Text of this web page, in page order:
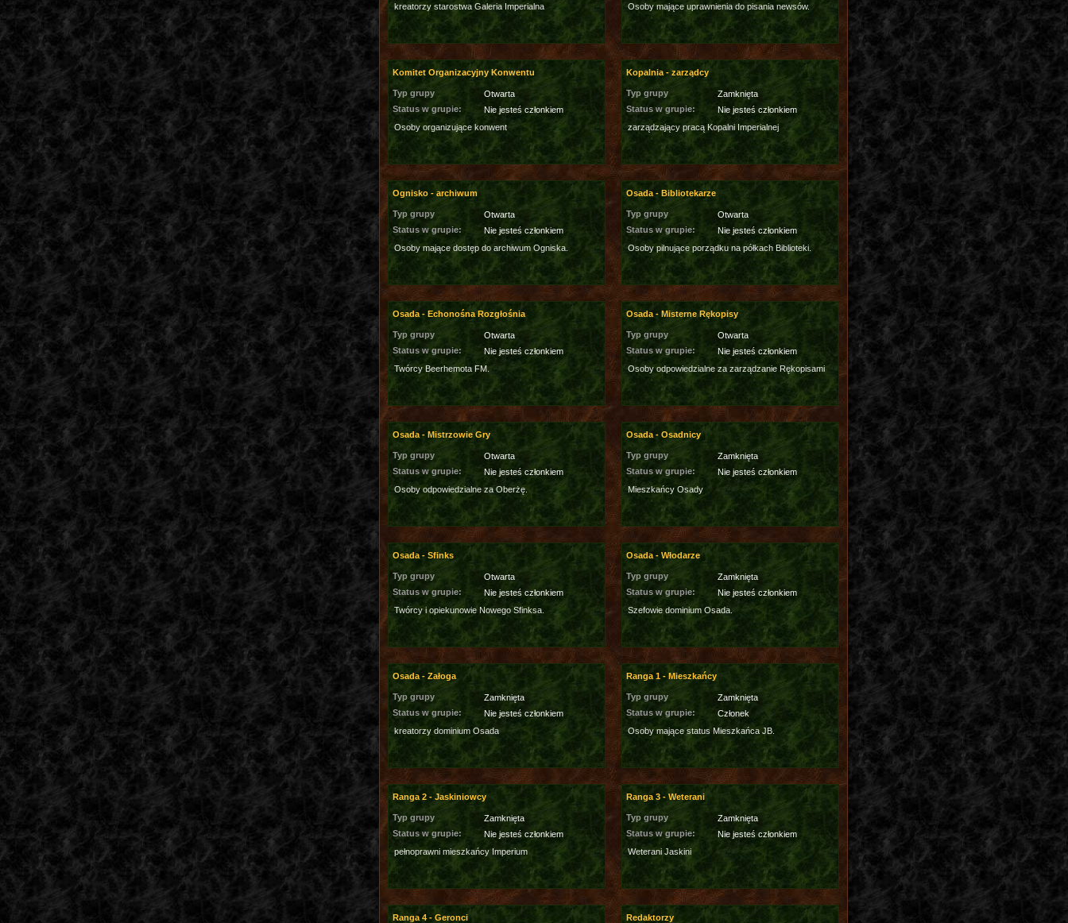
kreatorzy starostwa Galeria Imperialna
Osoby mające uprawnienia do pisania newsów.
Komitet Organizacyjny Konwentu
Typ grupy
Otwarta
Status w grupie:
Nie jesteś członkiem
Osoby organizujące konwent
Kopalnia - zarządcy
Typ grupy
Zamknięta
Status w grupie:
Nie jesteś członkiem
zarządzający pracą Kopalni Imperialnej
Ognisko - archiwum
Typ grupy
Otwarta
Status w grupie:
Nie jesteś członkiem
Osoby mające dostęp do archiwum Ogniska.
Osada - Bibliotekarze
Typ grupy
Otwarta
Status w grupie:
Nie jesteś członkiem
Osoby pilnujące porządku na półkach Biblioteki.
Osada - Echonośna Rozgłośnia
Typ grupy
Otwarta
Status w grupie:
Nie jesteś członkiem
Twórcy Beerhemota FM.
Osada - Misterne Rękopisy
Typ grupy
Otwarta
Status w grupie:
Nie jesteś członkiem
Osoby odpowiedzialne za zarządzanie Rękopisami
Osada - Mistrzowie Gry
Typ grupy
Otwarta
Status w grupie:
Nie jesteś członkiem
Osoby odpowiedzialne za Oberżę.
Osada - Osadnicy
Typ grupy
Zamknięta
Status w grupie:
Nie jesteś członkiem
Mieszkańcy Osady
Osada - Sfinks
Typ grupy
Otwarta
Status w grupie:
Nie jesteś członkiem
Twórcy i opiekunowie Nowego Sfinksa.
Osada - Włodarze
Typ grupy
Zamknięta
Status w grupie:
Nie jesteś członkiem
Szefowie dominium Osada.
Osada - Załoga
Typ grupy
Zamknięta
Status w grupie:
Nie jesteś członkiem
kreatorzy dominium Osada
Ranga 1 - Mieszkańcy
Typ grupy
Zamknięta
Status w grupie:
Członek
Osoby mające status Mieszkańca JB.
Ranga 2 - Jaskiniowcy
Typ grupy
Zamknięta
Status w grupie:
Nie jesteś członkiem
pełnoprawni mieszkańcy Imperium
Ranga 3 - Weterani
Typ grupy
Zamknięta
Status w grupie:
Nie jesteś członkiem
Weterani Jaskini
Ranga 4 - Geronci Redaktorzy